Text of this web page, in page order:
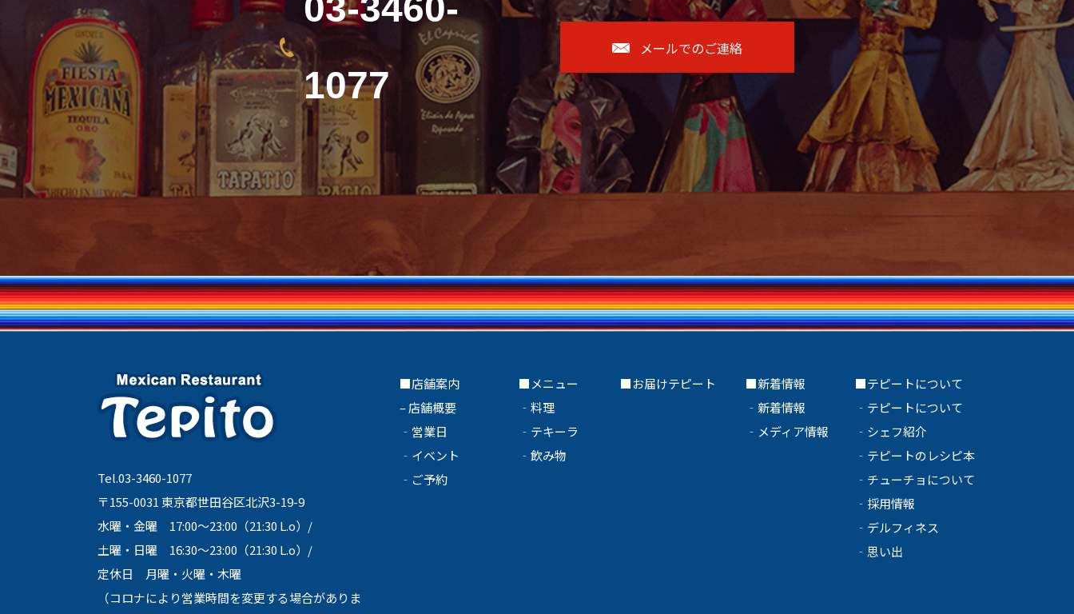
1077
メールでのご連絡
Tel.03-3460-1077
〒155-0031 東京都世田谷区北沢3-19-9
水曜・金曜 17:00～23:00（21:30 L.o）/
土曜・日曜 16:30～23:00（21:30 L.o）/
定休日 月曜・火曜・木曜
（コロナにより営業時間を変更する場合がありま
■店舗案内
–店舗概要
‐ 営業日
‐ イベント
‐ ご予約
■メニュー
‐料理
‐ テキーラ
‐飲み物
■お届けテピート
■新着情報
‐ 新着情報
‐ メディア情報
■テピートについて
‐ テピートについて
‐ シェフ紹介
‐ テピートのレシピ本
‐ チューチョについて
‐ 採用情報
‐ デルフィネス
‐ 思い出